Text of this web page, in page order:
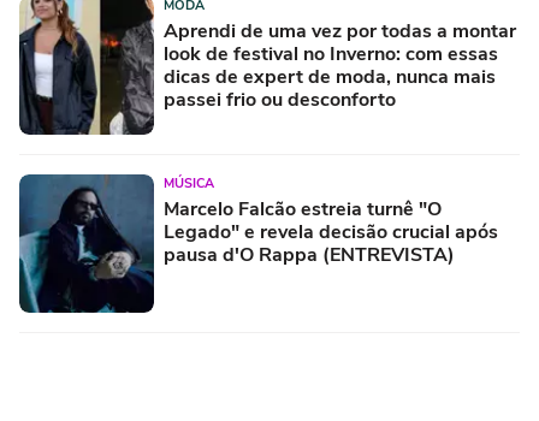
MODA
Aprendi de uma vez por todas a montar
look de festival no Inverno: com essas
dicas de expert de moda, nunca mais
passei frio ou desconforto
MÚSICA
Marcelo Falcão estreia turnê "O
Legado" e revela decisão crucial após
pausa d'O Rappa (ENTREVISTA)